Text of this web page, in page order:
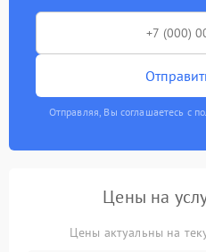
Отправляя, Вы соглашаетесь с
Цены на
Цены актуальны на